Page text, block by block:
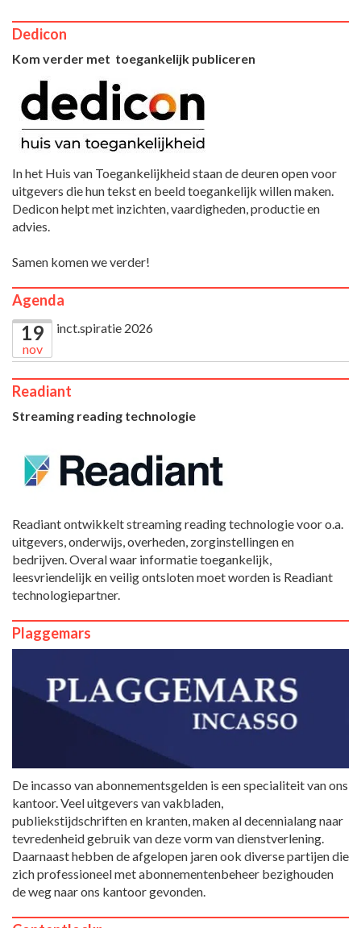
Dedicon
Kom verder met toegankelijk publiceren
In het Huis van Toegankelijkheid staan de deuren open voor
uitgevers die hun tekst en beeld toegankelijk willen maken.
Dedicon helpt met inzichten, vaardigheden, productie en
advies.
Samen komen we verder!
Agenda
19
nov
inct.spiratie 2026
Readiant
Streaming reading technologie
Readiant ontwikkelt streaming reading technologie voor o.a.
uitgevers, onderwijs, overheden, zorginstellingen en
bedrijven. Overal waar informatie toegankelijk,
leesvriendelijk en veilig ontsloten moet worden is Readiant
technologiepartner.
Plaggemars
De incasso van abonnementsgelden is een specialiteit van ons
kantoor. Veel uitgevers van vakbladen,
publiekstijdschriften en kranten, maken al decennialang naar
tevredenheid gebruik van deze vorm van dienstverlening.
Daarnaast hebben de afgelopen jaren ook diverse partijen die
zich professioneel met abonnementenbeheer bezighouden
de weg naar ons kantoor gevonden.